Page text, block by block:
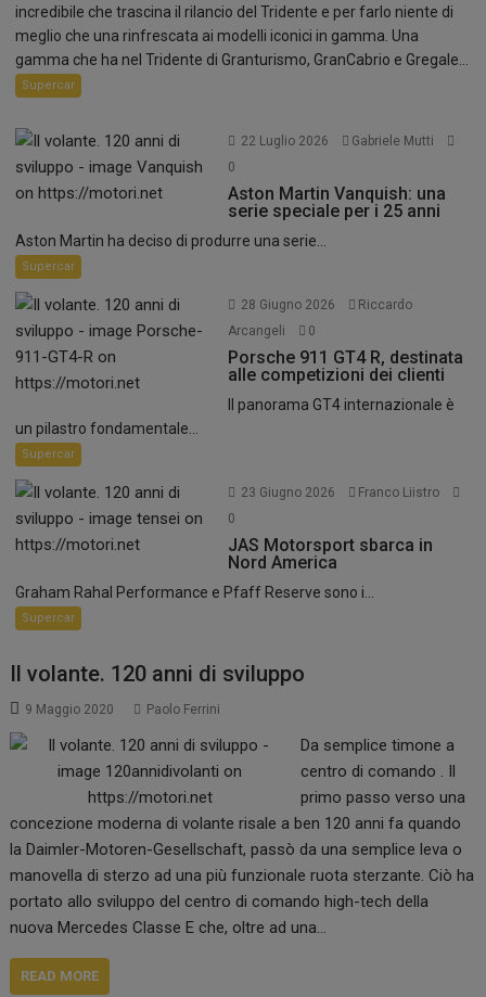
incredibile che trascina il rilancio del Tridente e per farlo niente di
meglio che una rinfrescata ai modelli iconici in gamma. Una
gamma che ha nel Tridente di Granturismo, GranCabrio e Gregale...
Supercar
22 Luglio 2026
Gabriele Mutti
0
Aston Martin Vanquish: una
serie speciale per i 25 anni
Aston Martin ha deciso di produrre una serie...
Supercar
28 Giugno 2026
Riccardo
Arcangeli
0
Porsche 911 GT4 R, destinata
alle competizioni dei clienti
Il panorama GT4 internazionale è
un pilastro fondamentale...
Supercar
23 Giugno 2026
Franco Liistro
0
JAS Motorsport sbarca in
Nord America
Graham Rahal Performance e Pfaff Reserve sono i...
Supercar
Il volante. 120 anni di sviluppo
9 Maggio 2020 Paolo Ferrini
Da semplice timone a
centro di comando . Il
primo passo verso una
concezione moderna di volante risale a ben 120 anni fa quando
la Daimler-Motoren-Gesellschaft, passò da una semplice leva o
manovella di sterzo ad una più funzionale ruota sterzante. Ciò ha
portato allo sviluppo del centro di comando high-tech della
nuova Mercedes Classe E che, oltre ad una…
READ MORE